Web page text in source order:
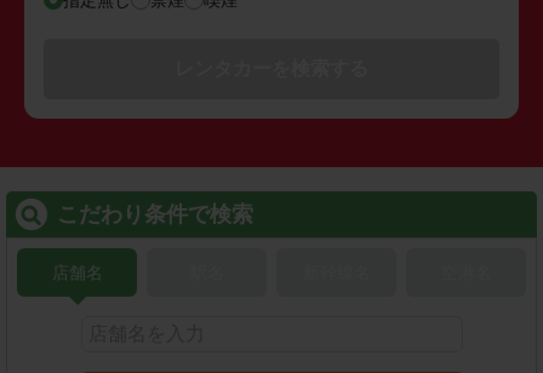
こだわり条件で検索
店舗名